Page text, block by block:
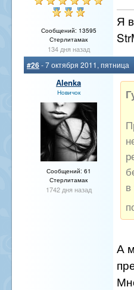
Сообщений: 13595
Стерлитамак
134 дня назад
Я
#26- 7 октября 2011, пятница
Аlenka
Новичок
Сообщений: 61
Стерлитамак
1742 дня назад
А